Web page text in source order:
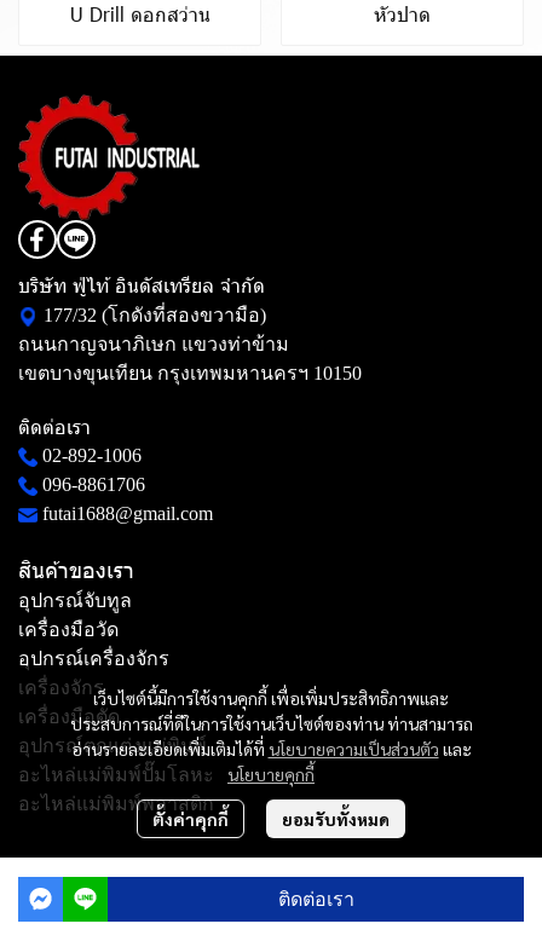
U Drill ดอกสว่าน หัวปาด
ติดต่อเรา
เว็บไซต์นี้มีการใช้งานคุกกี้ เพื่อเพิ่มประสิทธิภาพและ
ประสบการณ์ที่ดีในการใช้งานเว็บไซต์ของท่าน ท่านสามารถ
อ่านรายละเอียดเพิ่มเติมได้ที่ นโยบายความเป็นส่วนตัว และ
นโยบายคุกกี้
ตั้งค่าคุกกี้ ยอมรับทั้งหมด
บริษัท ฟู่ไท้ อินดัสเทรียล จำกัด
177/32 (โกดังที่สองขวามือ)
ถนนกาญจนาภิเษก แขวงท่าข้าม
เขตบางขุนเทียน กรุงเทพมหานครฯ 10150
ติดต่อเรา
02-892-1006
096-8861706
futai1688@gmail.com
สินค้าของเรา
อุปกรณ์จับทูล
เครื่องมือวัด
อุปกรณ์เครื่องจักร
เครื่องจักร
เครื่องมือตัด
อุปกรณ์ตกแต่งแม่พิมพ์
อะไหล่แม่พิมพ์ปั๊มโลหะ
อะไหล่แม่พิมพ์พลาสติก
Copyright | All Rights Reserved | Powered by MWE
Powered By MakeWebEasy